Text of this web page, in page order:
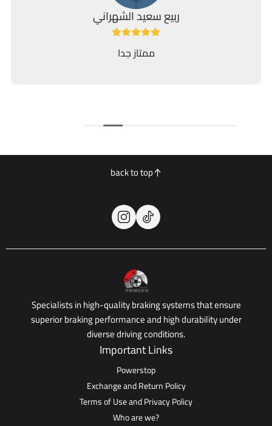
ربيع سعيد الشهراني
ممتاز جدا
back to top
Specialists in high-quality braking systems that ensure
superior braking performance and high durability under
diverse driving conditions.
Important Links
Powerstop
Exchange and Return Policy
Terms of Use and Privacy Policy
Who are we?